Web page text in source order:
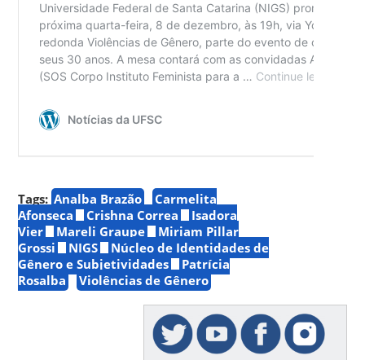
Tags: Analba Brazão
Carmelita
Afonseca
Crishna Correa
Isadora
Vier
Mareli Graupe
Miriam Pillar
Grossi
NIGS
Núcleo de Identidades de
Gênero e Subjetividades
Patrícia
Rosalba
Violências de Gênero